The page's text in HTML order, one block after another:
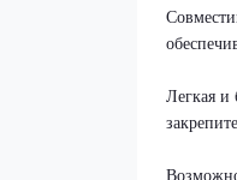
Легкая и